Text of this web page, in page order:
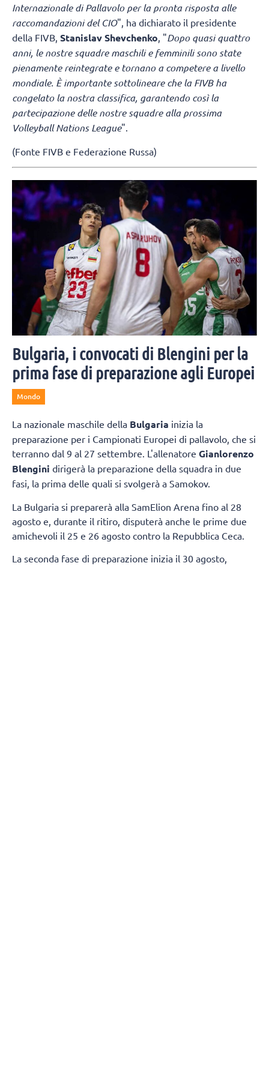
Internazionale di Pallavolo per la pronta risposta alle
raccomandazioni del CIO", ha dichiarato il presidente
della FIVB, Stanislav Shevchenko, "Dopo quasi quattro
anni, le nostre squadre maschili e femminili sono state
pienamente reintegrate e tornano a competere a livello
mondiale. È importante sottolineare che la FIVB ha
congelato la nostra classifica, garantendo così la
partecipazione delle nostre squadre alla prossima
Volleyball Nations League".
(Fonte FIVB e Federazione Russa)
Bulgaria, i convocati di Blengini per la
prima fase di preparazione agli Europei
Mondo
La nazionale maschile della Bulgaria inizia la
preparazione per i Campionati Europei di pallavolo, che si
terranno dal 9 al 27 settembre. L'allenatore Gianlorenzo
Blengini dirigerà la preparazione della squadra in due
fasi, la prima delle quali si svolgerà a Samokov.
La Bulgaria si preparerà alla SamElion Arena fino al 28
agosto e, durante il ritiro, disputerà anche le prime due
amichevoli il 25 e 26 agosto contro la Repubblica Ceca.
La seconda fase di preparazione inizia il 30 agosto,